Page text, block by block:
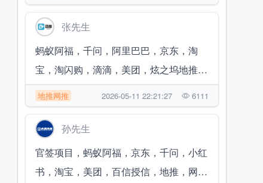
张先生
蚂蚁阿福，千问，阿里巴巴，京东，淘
宝，淘闪购，滴滴，美团，炫之坞地推网
推百搭项目
地推网推 2026-05-11 22:21:27 6111
孙先生
官签项目，蚂蚁阿福，京东，千问，小红
书，淘宝，美团，百信授信，地推，网推